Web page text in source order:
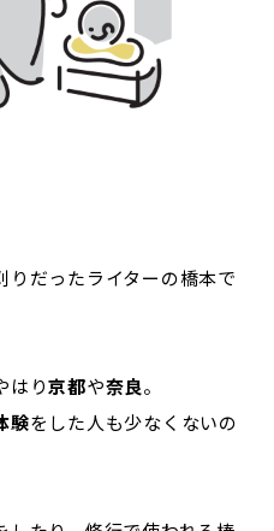
りだったライターの橋本で
はり京都や奈良。
験をした人も少なくないの